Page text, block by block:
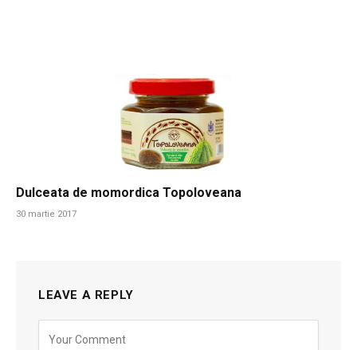
Dulceata de momordica Topoloveana
30 martie 2017
LEAVE A REPLY